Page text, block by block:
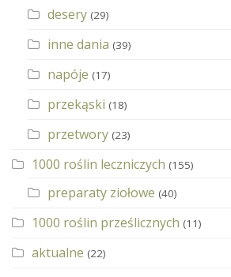
desery (29)
inne dania (39)
napóje (17)
przekąski (18)
przetwory (23)
1000 roślin leczniczych (155)
preparaty ziołowe (40)
1000 roślin prześlicznych (11)
aktualne (22)